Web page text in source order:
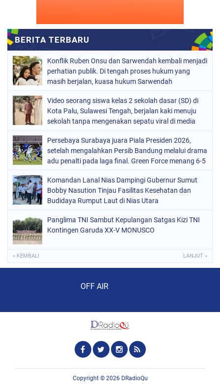
Konflik Ruben Onsu dan Sarwendah kembali menjadi
perhatian publik. Di tengah proses hukum yang
masih berjalan, kuasa hukum Sarwendah
Video seorang siswa kelas 2 sekolah dasar (SD) di
Kota Palu, Sulawesi Tengah, berjalan kaki menuju
sekolah tanpa mengenakan sepatu viral di media
Persebaya Surabaya juara Piala Presiden 2026,
setelah mengalahkan Persib Bandung melalui drama
adu penalti pada laga final. Green Force menang 6-5
menit
Komandan Lanal Nias Dampingi Gubernur Sumut
Bobby Nasution Tinjau Fasilitas Kesehatan dan
Budidaya Rumput Laut di Nias Utara
Panglima TNI Sambut Kepulangan Satgas Kizi TNI
Kontingen Garuda XX-V MONUSCO
« KEMBALI LANJUT »
OFF AIR
Copyright © 2026 DRadioQu